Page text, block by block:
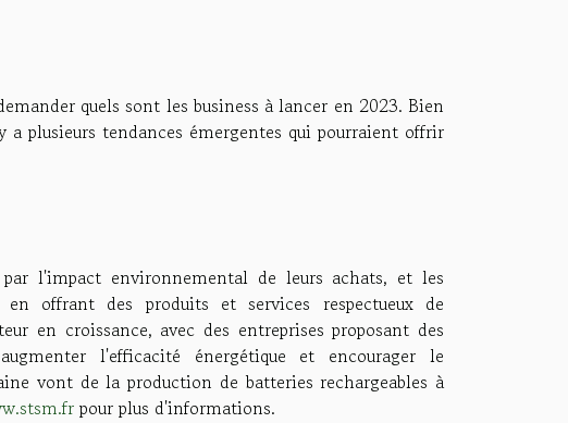
quels sont les business à lancer en 2023. Bien
plusieurs tendances émergentes qui pourraient offrir
l'impact environnemental de leurs achats, et les
offrant des produits et services respectueux de
en croissance, avec des entreprises proposant des
l'efficacité énergétique et encourager le
vont de la production de batteries rechargeables à
pour plus d'informations.